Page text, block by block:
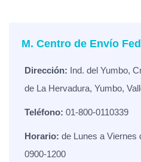
M. Centro de Envío
Dirección: Ind. del Yumbo,
de La Hervadura, Yumbo,
Teléfono: 01-800-0110339
Horario: de Lunes a Viernes
0900-1200